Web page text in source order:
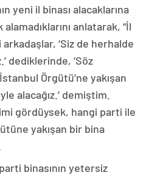
yeni il binası alacaklarına
anlatarak, “İl
‘Siz de herhalde
dediklerinde, ‘Söz
Örgütü’ne yakışan
alacağız.’ demiştim.
gördüysek, hangi parti ile
yakışan bir bina
binasının yetersiz